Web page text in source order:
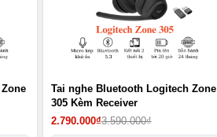
Tai nghe Bluetooth Logitech Zone
305 Kèm Receiver
2.790.000₫3.590.000₫